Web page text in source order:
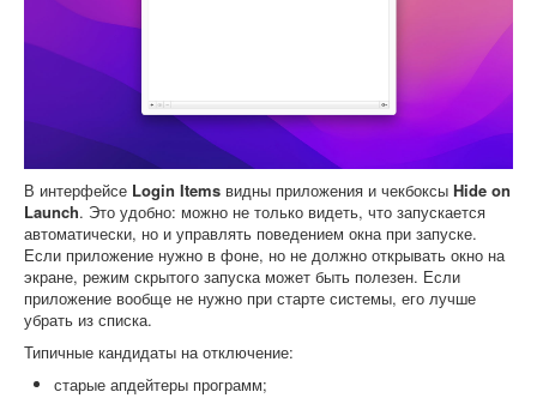
В интерфейсе Login Items видны приложения и чекбоксы Hide on
Launch. Это удобно: можно не только видеть, что запускается
автоматически, но и управлять поведением окна при запуске.
Если приложение нужно в фоне, но не должно открывать окно на
экране, режим скрытого запуска может быть полезен. Если
приложение вообще не нужно при старте системы, его лучше
убрать из списка.
Типичные кандидаты на отключение:
старые апдейтеры программ;